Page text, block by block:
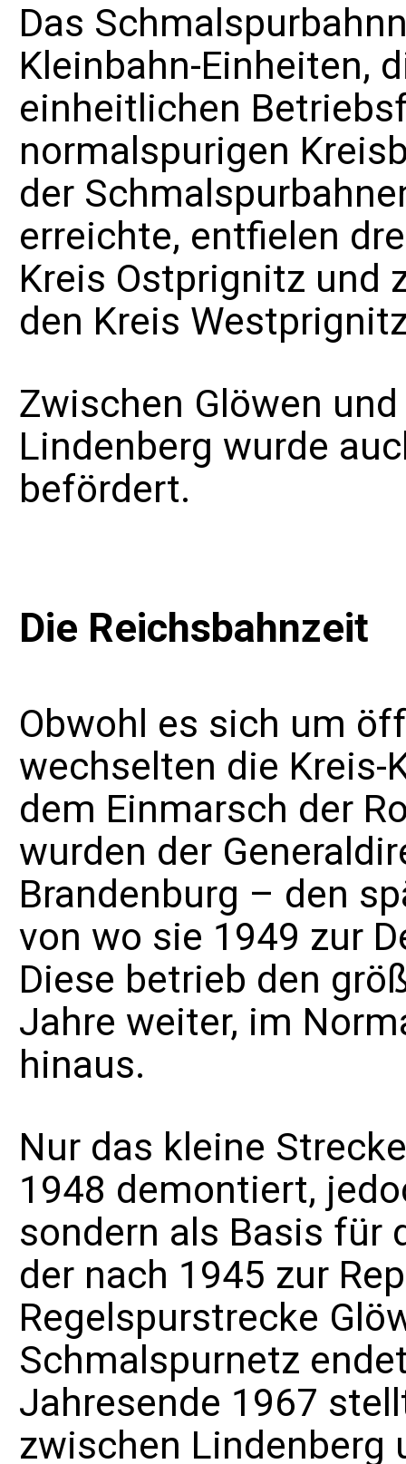
Das
Kleinbahn-Einheiten,
einheitlichen
normalspurigen
der
erreichte, entfielen
Kreis Ostprignitz und
den Kreis
Zwischen Glöwen
Lindenberg wurde
befördert.
Die Reichsbahnzeit
Obwohl es sich um
wechselten die Kreis-
dem Einmarsch der
wurden der
Brandenburg – den
von wo sie 1949 zur
Diese betrieb den
Jahre weiter, im
hinaus.
Nur das kleine
1948 demontiert,
sondern als Basis für
der nach 1945 zur
Regelspurstrecke
Schmalspurnetz
Jahresende 1967
zwischen Lindenberg